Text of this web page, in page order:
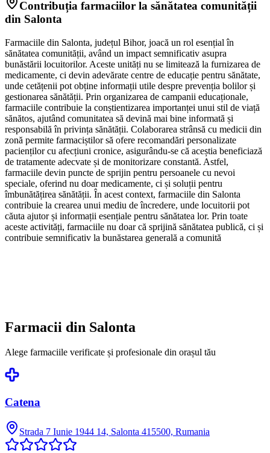
Contribuția farmaciilor la sănătatea comunității
din Salonta
Farmaciile din Salonta, județul Bihor, joacă un rol esențial în
sănătatea comunității, având un impact semnificativ asupra
bunăstării locuitorilor. Aceste unități nu se limitează la furnizarea de
medicamente, ci devin adevărate centre de educație pentru sănătate,
unde cetățenii pot obține informații utile despre prevenția bolilor și
gestionarea sănătății. Prin organizarea de campanii educaționale,
farmaciile contribuie la conștientizarea importanței unui stil de viață
sănătos, ajutând comunitatea să devină mai bine informată și
responsabilă în privința sănătății. Colaborarea strânsă cu medicii din
zonă permite farmaciștilor să ofere recomandări personalizate
pacienților cu afecțiuni cronice, asigurându-se că aceștia beneficiază
de tratamente adecvate și de monitorizare constantă. Astfel,
farmaciile devin puncte de sprijin pentru persoanele cu nevoi
speciale, oferind nu doar medicamente, ci și soluții pentru
îmbunătățirea sănătății. În acest context, farmaciile din Salonta
contribuie la crearea unui mediu de încredere, unde locuitorii pot
căuta ajutor și informații esențiale pentru sănătatea lor. Prin toate
aceste activități, farmaciile nu doar că sprijină sănătatea publică, ci și
contribuie semnificativ la bunăstarea generală a comunită
Farmacii din Salonta
Alege farmaciile verificate și profesionale din orașul tău
Catena
Strada 7 Iunie 1944 14, Salonta 415500, Rumania